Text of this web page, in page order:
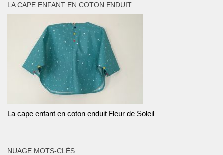
LA CAPE ENFANT EN COTON ENDUIT
La cape enfant en coton enduit Fleur de Soleil
NUAGE MOTS-CLÉS